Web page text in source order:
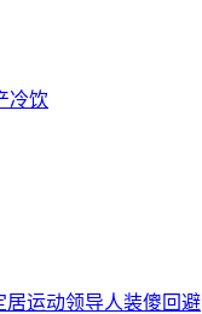
冷饮
居运动领导人装傻回避